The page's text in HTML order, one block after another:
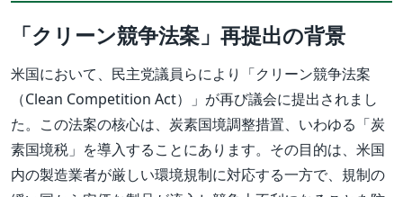
「クリーン競争法案」再提出の背景
米国において、民主党議員らにより「クリーン競争法案
（Clean Competition Act）」が再び議会に提出されまし
た。この法案の核心は、炭素国境調整措置、いわゆる「炭
素国境税」を導入することにあります。その目的は、米国
内の製造業者が厳しい環境規制に対応する一方で、規制の